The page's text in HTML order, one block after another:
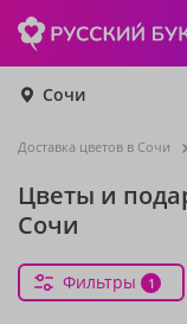
Сочи
Доставка цветов в Сочи
Цветы и
Сочи
Фильтры 1